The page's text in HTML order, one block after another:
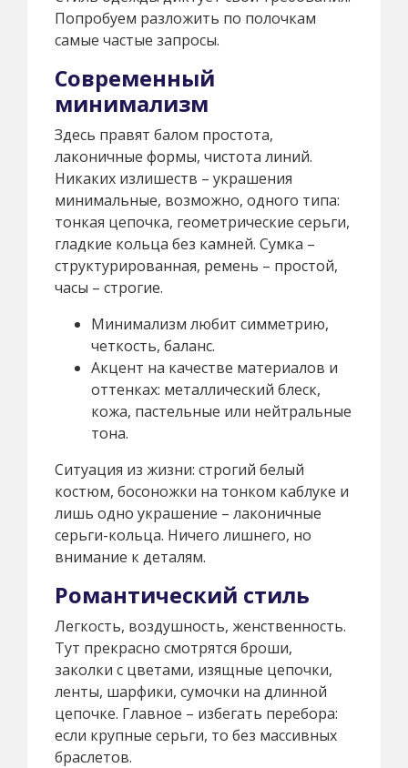
Попробуем разложить по полочкам
самые частые запросы.
Современный
минимализм
Здесь правят балом простота,
лаконичные формы, чистота линий.
Никаких излишеств – украшения
минимальные, возможно, одного типа:
тонкая цепочка, геометрические серьги,
гладкие кольца без камней. Сумка –
структурированная, ремень – простой,
часы – строгие.
Минимализм любит симметрию,
четкость, баланс.
Акцент на качестве материалов и
оттенках: металлический блеск,
кожа, пастельные или нейтральные
тона.
Ситуация из жизни: строгий белый
костюм, босоножки на тонком каблуке и
лишь одно украшение – лаконичные
серьги-кольца. Ничего лишнего, но
внимание к деталям.
Романтический стиль
Легкость, воздушность, женственность.
Тут прекрасно смотрятся броши,
заколки с цветами, изящные цепочки,
ленты, шарфики, сумочки на длинной
цепочке. Главное – избегать перебора:
если крупные серьги, то без массивных
браслетов.